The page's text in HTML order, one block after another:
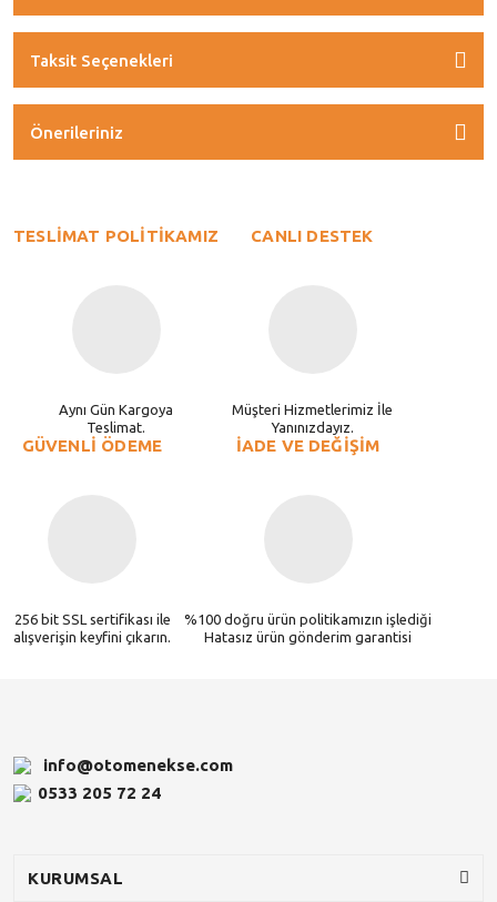
Taksit Seçenekleri
Önerileriniz
TESLİMAT POLİTİKAMIZ
Aynı Gün Kargoya
Teslimat.
CANLI DESTEK
Müşteri Hizmetlerimiz İle
Yanınızdayız.
GÜVENLİ ÖDEME
256 bit SSL sertifikası ile
alışverişin keyfini çıkarın.
İADE VE DEĞİŞİM
%100 doğru ürün politikamızın işlediği
Hatasız ürün gönderim garantisi
info@otomenekse.com
0533 205 72 24
KURUMSAL